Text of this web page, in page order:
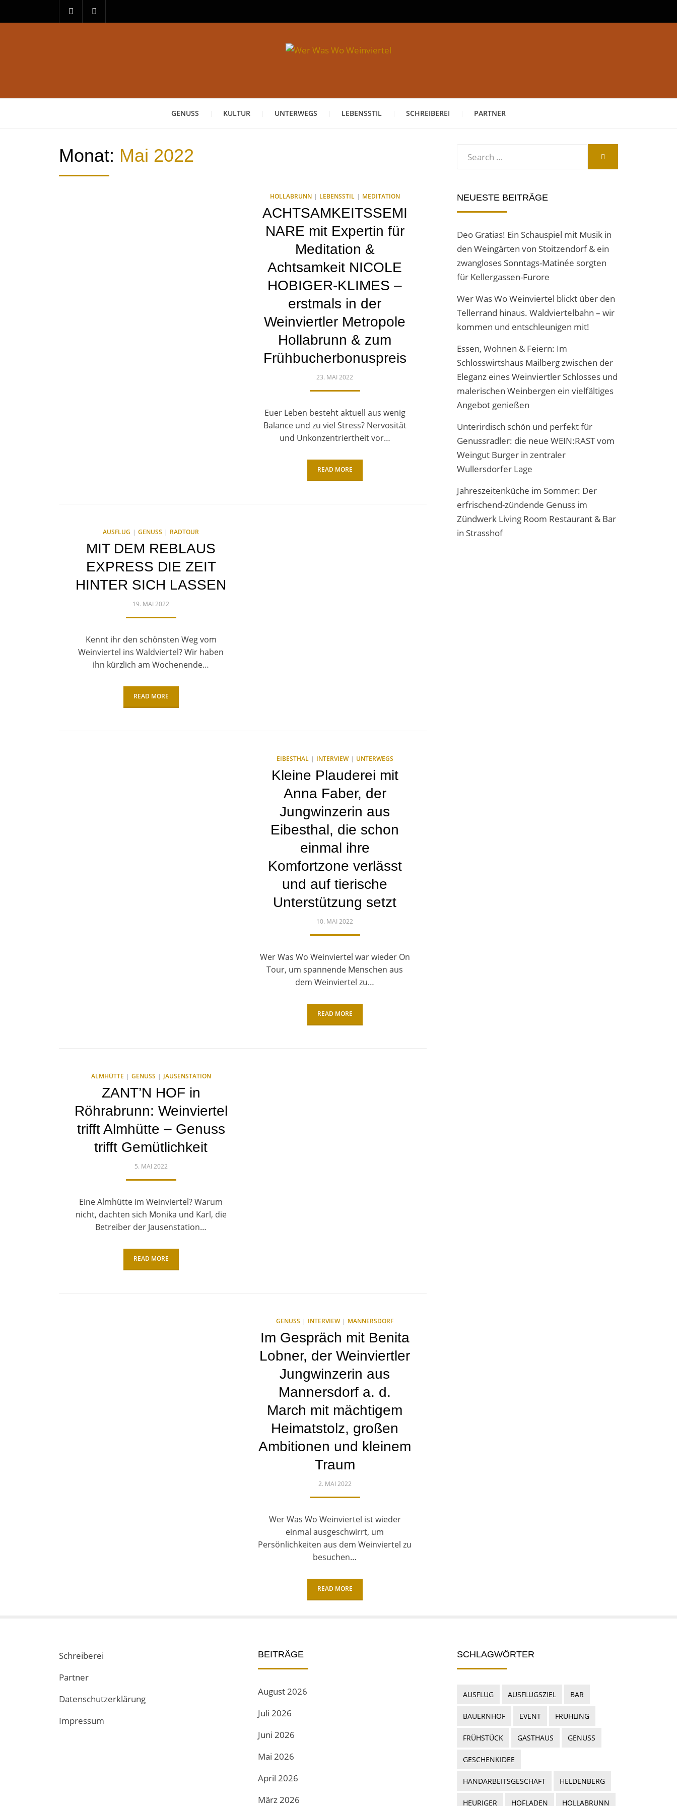
GENUSS KULTUR UNTERWEGS LEBENSSTIL SCHREIBEREI PARTNER
Monat: Mai 2022
HOLLABRUNN LEBENSSTIL MEDITATION
ACHTSAMKEITSSEMI
NARE mit Expertin für
Meditation &
Achtsamkeit NICOLE
HOBIGER-KLIMES –
erstmals in der
Weinviertler Metropole
Hollabrunn & zum
Frühbucherbonuspreis
POSTED
23. MAI 2022
Euer Leben besteht aktuell aus wenig
Balance und zu viel Stress? Nervosität
und Unkonzentriertheit vor…
READ MORE
AUSFLUG GENUSS RADTOUR
MIT DEM REBLAUS
EXPRESS DIE ZEIT
HINTER SICH LASSEN
POSTED
19. MAI 2022
Kennt ihr den schönsten Weg vom
Weinviertel ins Waldviertel? Wir haben
ihn kürzlich am Wochenende…
READ MORE
EIBESTHAL INTERVIEW UNTERWEGS
Kleine Plauderei mit
Anna Faber, der
Jungwinzerin aus
Eibesthal, die schon
einmal ihre
Komfortzone verlässt
und auf tierische
Unterstützung setzt
POSTED
10. MAI 2022
Wer Was Wo Weinviertel war wieder On
Tour, um spannende Menschen aus
dem Weinviertel zu…
READ MORE
ALMHÜTTE GENUSS JAUSENSTATION
ZANT’N HOF in
Röhrabrunn: Weinviertel
trifft Almhütte – Genuss
trifft Gemütlichkeit
POSTED
5. MAI 2022
Eine Almhütte im Weinviertel? Warum
nicht, dachten sich Monika und Karl, die
Betreiber der Jausenstation…
READ MORE
GENUSS INTERVIEW MANNERSDORF
Im Gespräch mit Benita
Lobner, der Weinviertler
Jungwinzerin aus
Mannersdorf a. d.
March mit mächtigem
Heimatstolz, großen
Ambitionen und kleinem
Traum
POSTED
2. MAI 2022
Wer Was Wo Weinviertel ist wieder
einmal ausgeschwirrt, um
Persönlichkeiten aus dem Weinviertel zu
besuchen…
READ MORE
NEUESTE BEITRÄGE
Deo Gratias! Ein Schauspiel mit Musik in
den Weingärten von Stoitzendorf & ein
zwangloses Sonntags-Matinée sorgten
für Kellergassen-Furore
Wer Was Wo Weinviertel blickt über den
Tellerrand hinaus. Waldviertelbahn – wir
kommen und entschleunigen mit!
Essen, Wohnen & Feiern: Im
Schlosswirtshaus Mailberg zwischen der
Eleganz eines Weinviertler Schlosses und
malerischen Weinbergen ein vielfältiges
Angebot genießen
Unterirdisch schön und perfekt für
Genussradler: die neue WEIN:RAST vom
Weingut Burger in zentraler
Wullersdorfer Lage
Jahreszeitenküche im Sommer: Der
erfrischend-zündende Genuss im
Zündwerk Living Room Restaurant & Bar
in Strasshof
Schreiberei
Partner
Datenschutzerklärung
Impressum
BEITRÄGE
August 2026
Juli 2026
Juni 2026
Mai 2026
April 2026
März 2026
SCHLAGWÖRTER
AUSFLUG AUSFLUGSZIEL BAR
BAUERNHOF EVENT FRÜHLING
FRÜHSTÜCK GASTHAUS GENUSS
GESCHENKIDEE
HANDARBEITSGESCHÄFT HELDENBERG
HEURIGER HOFLADEN HOLLABRUNN